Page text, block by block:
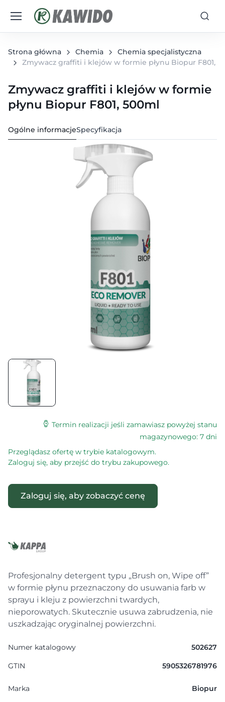
Strona główna Chemia
Chemia specjalistyczna
Zmywacz graffiti i klejów w formie płynu Biopur F801,
Zmywacz graffiti i klejów w formie
płynu Biopur F801, 500ml
Ogólne informacjeSpecyfikacja
Termin realizacji jeśli zamawiasz powyżej stanu
magazynowego: 7 dni
Przeglądasz ofertę w trybie katalogowym.
Zaloguj się, aby przejść do trybu zakupowego.
Zaloguj się, aby zobaczyć cenę
Profesjonalny detergent typu „Brush on, Wipe off”
w formie płynu przeznaczony do usuwania farb w
sprayu i kleju z powierzchni twardych,
nieporowatych. Skutecznie usuwa zabrudzenia, nie
uszkadzając oryginalnej powierzchni.
Numer katalogowy 502627
GTIN 5905326781976
Marka Biopur